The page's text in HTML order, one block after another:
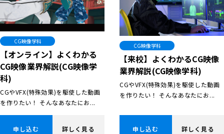
CG映像学科
【オンライン】よくわかる
CG映像業界解説(CG映像学
科)
CGやVFX(特殊効果)を駆使した動画
を作りたい！ そんなあなたにお...
申し込む 詳しく見る
CG映像学科
【来校】よくわかるCG映像
業界解説(CG映像学科)
CGやVFX(特殊効果)を駆使した動画
を作りたい！ そんなあなたにお...
申し込む 詳しく見る